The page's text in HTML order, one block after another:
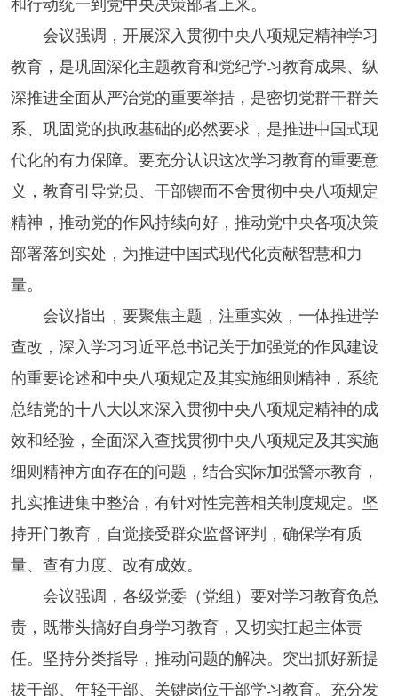
和行动统一到党中央决策部署上来。
会议强调，开展深入贯彻中央八项规定精神学习
教育，是巩固深化主题教育和党纪学习教育成果、纵
深推进全面从严治党的重要举措，是密切党群干群关
系、巩固党的执政基础的必然要求，是推进中国式现
代化的有力保障。要充分认识这次学习教育的重要意
义，教育引导党员、干部锲而不舍贯彻中央八项规定
精神，推动党的作风持续向好，推动党中央各项决策
部署落到实处，为推进中国式现代化贡献智慧和力
量。
会议指出，要聚焦主题，注重实效，一体推进学
查改，深入学习习近平总书记关于加强党的作风建设
的重要论述和中央八项规定及其实施细则精神，系统
总结党的十八大以来深入贯彻中央八项规定精神的成
效和经验，全面深入查找贯彻中央八项规定及其实施
细则精神方面存在的问题，结合实际加强警示教育，
扎实推进集中整治，有针对性完善相关制度规定。坚
持开门教育，自觉接受群众监督评判，确保学有质
量、查有力度、改有成效。
会议强调，各级党委（党组）要对学习教育负总
责，既带头搞好自身学习教育，又切实扛起主体责
任。坚持分类指导，推动问题的解决。突出抓好新提
拔干部、年轻干部、关键岗位干部学习教育。充分发